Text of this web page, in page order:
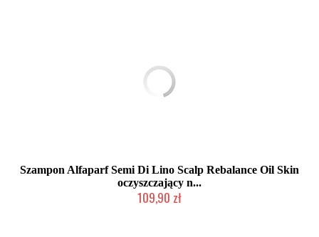
Szampon Alfaparf Semi Di Lino Scalp Rebalance Oil Skin
oczyszczający n...
109,90 zł